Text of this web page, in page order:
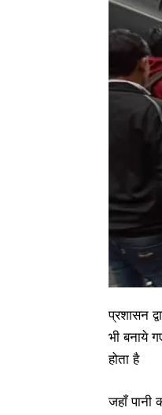
प्रशासन
भी बनाये
होता है
जहाँ